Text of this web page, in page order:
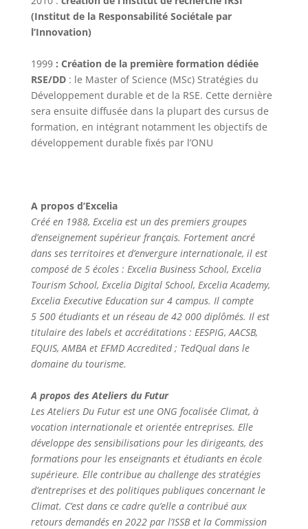
(Institut de la Responsabilité Sociétale par
l’Innovation)
1999: Création de la première formation dédiée
RSE/DD : le Master of Science (MSc) Stratégies du
Développement durable et de la RSE. Cette dernière
sera ensuite diffusée dans la plupart des cursus de
formation, en intégrant notamment les objectifs de
développement durable fixés par l’ONU
A propos d’Excelia
Créé en 1988, Excelia est un des premiers groupes
d’enseignement supérieur français. Fortement ancré
dans ses territoires et d’envergure internationale, il est
composé de 5 écoles : Excelia Business School, Excelia
Tourism School, Excelia Digital School, Excelia Academy,
Excelia Executive Education sur 4 campus. Il compte
5 500 étudiants et un réseau de 42 000 diplômés. Il est
titulaire des labels et accréditations : EESPIG, AACSB,
EQUIS, AMBA et EFMD Accredited ; TedQual dans le
domaine du tourisme.
A propos des Ateliers du Futur
Les Ateliers Du Futur est une ONG focalisée Climat, à
vocation internationale et orientée entreprises. Elle
développe des sensibilisations pour les dirigeants, des
formations pour les enseignants et étudiants en école
supérieure. Elle contribue au challenge des stratégies
d’entreprises et des politiques publiques concernant le
Climat. C’est dans ce cadre qu’elle a contribué aux
retours demandés en 2022 par l’ISSB et la Commission